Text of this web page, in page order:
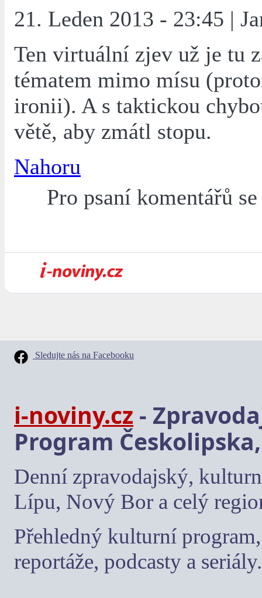
21. Leden 2013 - 23:45 |
Ten virtuální zjev už je tu
tématem mimo mísu
ironii). A s taktickou
větě, aby zmátl stopu.
Nahoru
Pro psaní komentářů
Sledujte nás na Facebooku
i-noviny.cz -
Program
Denní zpravodajský,
Lípu, Nový Bor a celý
Přehledný kulturní
reportáže, podcasty a seriály.